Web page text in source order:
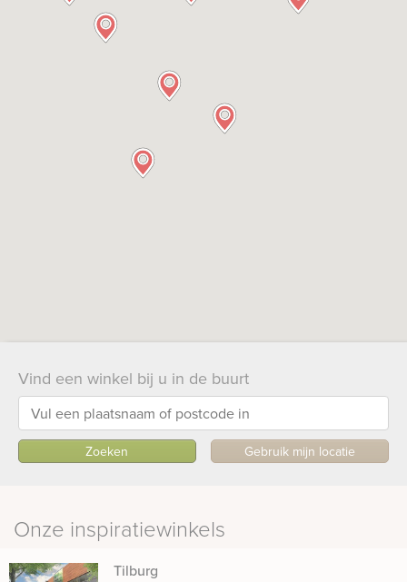
Vind een winkel bij u in de buurt
Zoeken Gebruik mijn locatie
Onze inspiratiewinkels
Tilburg